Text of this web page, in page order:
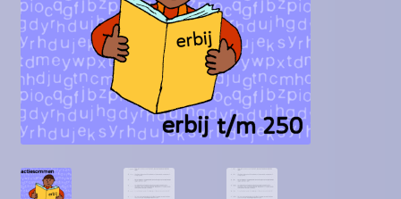
Contact
Homepagina
Mijn account
Privacy Policy